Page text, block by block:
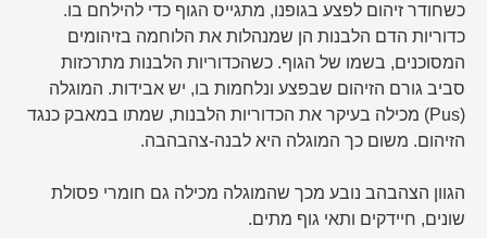
כשחודר זיהום לפצע בגופנו, מתגייס הגוף כדי להילחם בו.
כדוריות הדם הלבנות הן שמנהלות את הלוחמה בזיהומים
המסוכנים, בשמו של הגוף. כשהכדוריות הלבנות מתרכזות
סביב גורם הזיהום שבפצע ונלחמות בו, יש אבידות. המוגלה
(Pus) מכילה בעיקר את הכדוריות הלבנות, שמתו במאבק כנגד
הזיהום. משום כך המוגלה היא לבנה-צהבהבה.
הגוון הצהבהב נובע מכך שהמוגלה מכילה גם חומרי פסולת
שונים, חיידקים ותאי גוף מתים.